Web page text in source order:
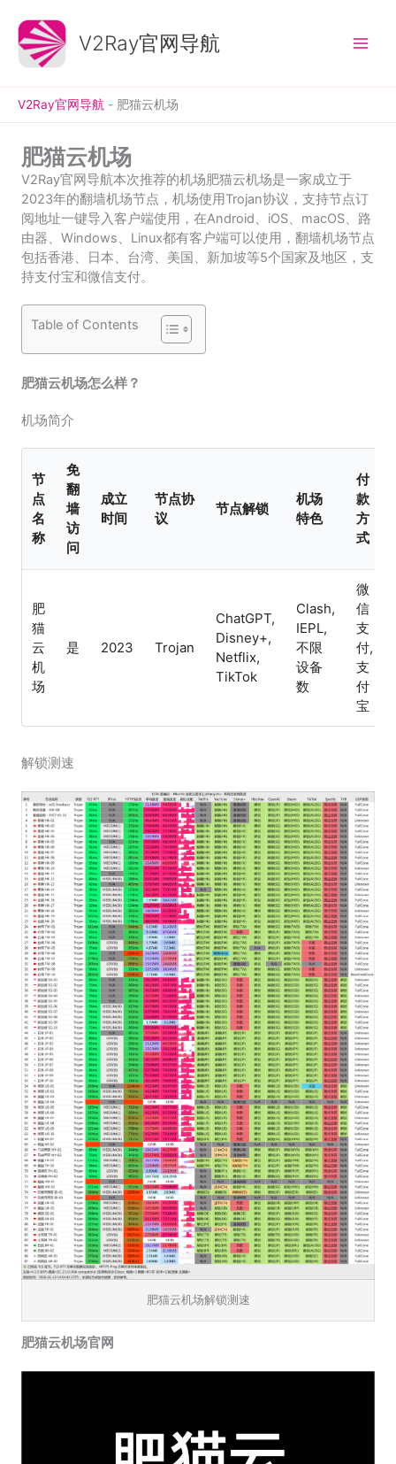
V2Ray官网导航
V2Ray官网导航 - 肥猫云机场
肥猫云机场
V2Ray官网导航本次推荐的机场肥猫云机场是一家成立于
2023年的翻墙机场节点，机场使用Trojan协议，支持节点订
阅地址一键导入客户端使用，在Android、iOS、macOS、路
由器、Windows、Linux都有客户端可以使用，翻墙机场节点
包括香港、日本、台湾、美国、新加坡等5个国家及地区，支
持支付宝和微信支付。
Table of Contents
肥猫云机场怎么样？
机场简介
节
点
名
称
免
翻
墙
访
问
成立
时间
节点协
议
节点解锁
机场
特色
付
款
方
式
肥
猫
云
机
场
是 2023 Trojan
ChatGPT,
Disney+,
Netflix,
TikTok
Clash,
IEPL,
不限
设备
数
微
信
支
付,
支
付
宝
解锁测速
肥猫云机场解锁测速
肥猫云机场官网